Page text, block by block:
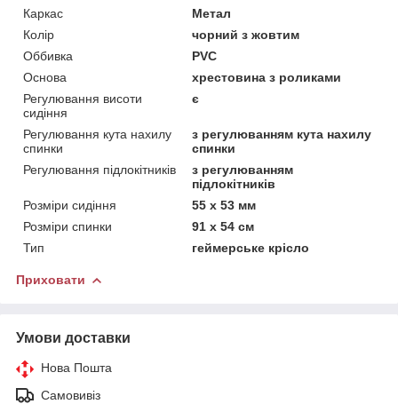
Каркас
Метал
Колір
чорний з жовтим
Оббивка
PVC
Основа
хрестовина з роликами
Регулювання висоти
сидіння
є
Регулювання кута нахилу
спинки
з регулюванням кута нахилу
спинки
Регулювання підлокітників
з регулюванням
підлокітників
Розміри сидіння
55 х 53 мм
Розміри спинки
91 х 54 см
Тип
геймерське крісло
Приховати
Умови доставки
Нова Пошта
Самовивіз